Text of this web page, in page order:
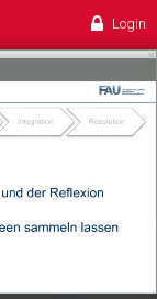
Login